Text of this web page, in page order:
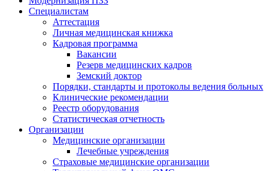
Специалистам
Аттестация
Личная медицинская книжка
Кадровая программа
Вакансии
Резерв медицинских кадров
Земский доктор
Порядки, стандарты и протоколы ведения больных
Клинические рекомендации
Реестр оборудования
Статистическая отчетность
Организации
Медицинские организации
Лечебные учреждения
Страховые медицинские организации